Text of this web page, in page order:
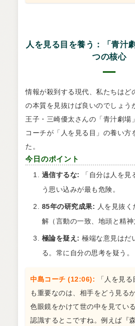
人を見る目を養う：「青汁
つの核心
情報が殺到する現代、私たちはど
の本質を見抜けば良いのでしょう
王子・三崎優太さんの「青汁劇場
コーチが「人を見る目」の養い方
た。
今日のポイント
過信するな:
「自分は人を見
う思い込みが最も危険。
85年の研究成果: 人を見抜
解（言動の一致、地頭と精神
極論を疑え: 極端な意見はだ
る。常に自分の思考を疑う。
中島コーチ (12:06): 「人を見
も重要なのは、相手をどう見る
色眼鏡をかけて世の中を見てい
認識するとこですね。例えば『